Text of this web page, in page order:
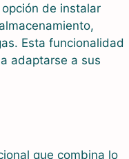
de instalar
Esta funcionalidad
adaptarse a sus
que combina lo